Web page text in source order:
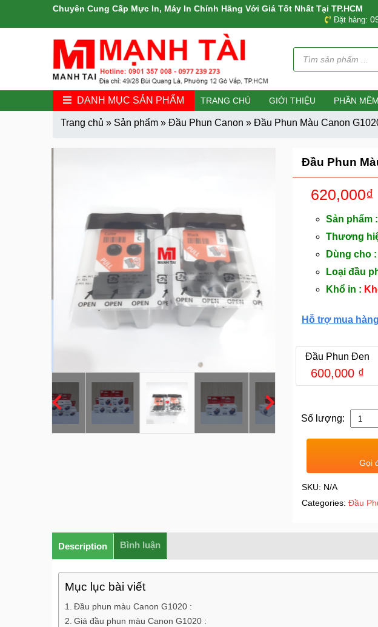
Chuyên Cung Cấp Mực In, Máy In Chính Hãng Với Giá Tốt Nhất Tại TP.HCM
Đặt hàng:
Tìm
kiếm
sản
DANH MỤC SẢN PHẨM TRANG CHỦ GIỚI THIỆU PHẦN
Trang chủ » Sản phẩm» Đầu Phun Canon » Đầu Phun Màu Canon
Đầu Phun
620,000₫
Sản phẩm :
Thương
Dùng cho :
Loại đầu
Khổ in :
Hỗ trợ mua
Đầu Phun Đen
600,000 ₫
Số lượng:
Gọi
SKU: N/A
Categories: Đầu
Description Bình luận
Mục lục bài viết
Đầu phun màu Canon G1020 :
Giá đầu phun màu Canon G1020 :